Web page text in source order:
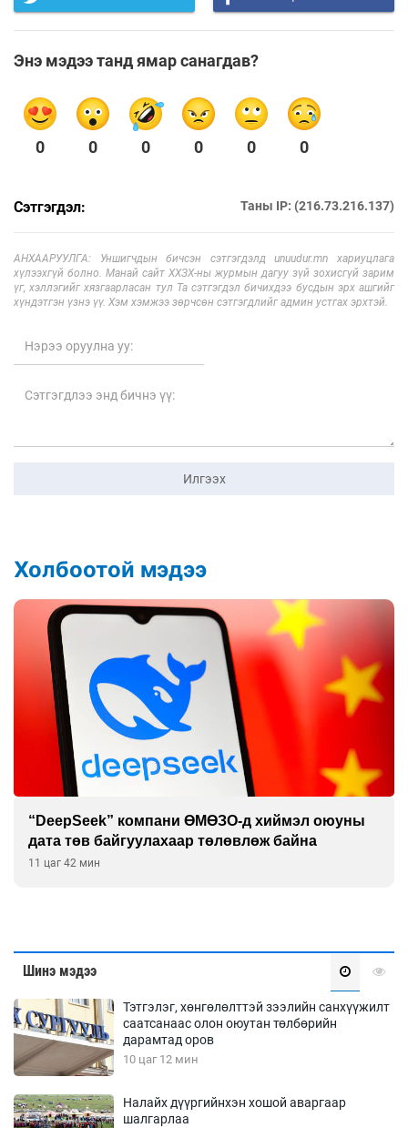
Энэ мэдээ танд ямар санагдав?
0 0 0 0 0 0
Сэтгэгдэл: Таны IP: (216.73.216.137)
АНХААРУУЛГА: Уншигчдын бичсэн сэтгэгдэлд unuudur.mn хариуцлага
хүлээхгүй болно. Манай сайт ХХЗХ-ны журмын дагуу зүй зохисгүй зарим
үг, хэллэгийг хязгаарласан тул Та сэтгэгдэл бичихдээ бусдын эрх ашгийг
хүндэтгэн үзнэ үү. Хэм хэмжээ зөрчсөн сэтгэгдлийг админ устгах эрхтэй.
Илгээх
Холбоотой мэдээ
“DeepSeek” компани ӨМӨЗО-д хиймэл оюуны
дата төв байгуулахаар төлөвлөж байна
11 цаг 42 мин
Шинэ мэдээ
Тэтгэлэг, хөнгөлөлттэй зээлийн санхүүжилт
саатсанаас олон оюутан төлбөрийн
дарамтад оров
10 цаг 12 мин
Налайх дүүргийнхэн хошой аваргаар
шалгарлаа